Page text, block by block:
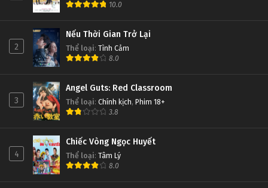
10.0
2
Nếu Thời Gian Trở Lại
Thể loại: Tình Cảm
8.0
3
Angel Guts: Red Classroom
Thể loại: Chính kịch, Phim 18+
3.8
4
Chiếc Vòng Ngọc Huyết
Thể loại: Tâm Lý
8.0